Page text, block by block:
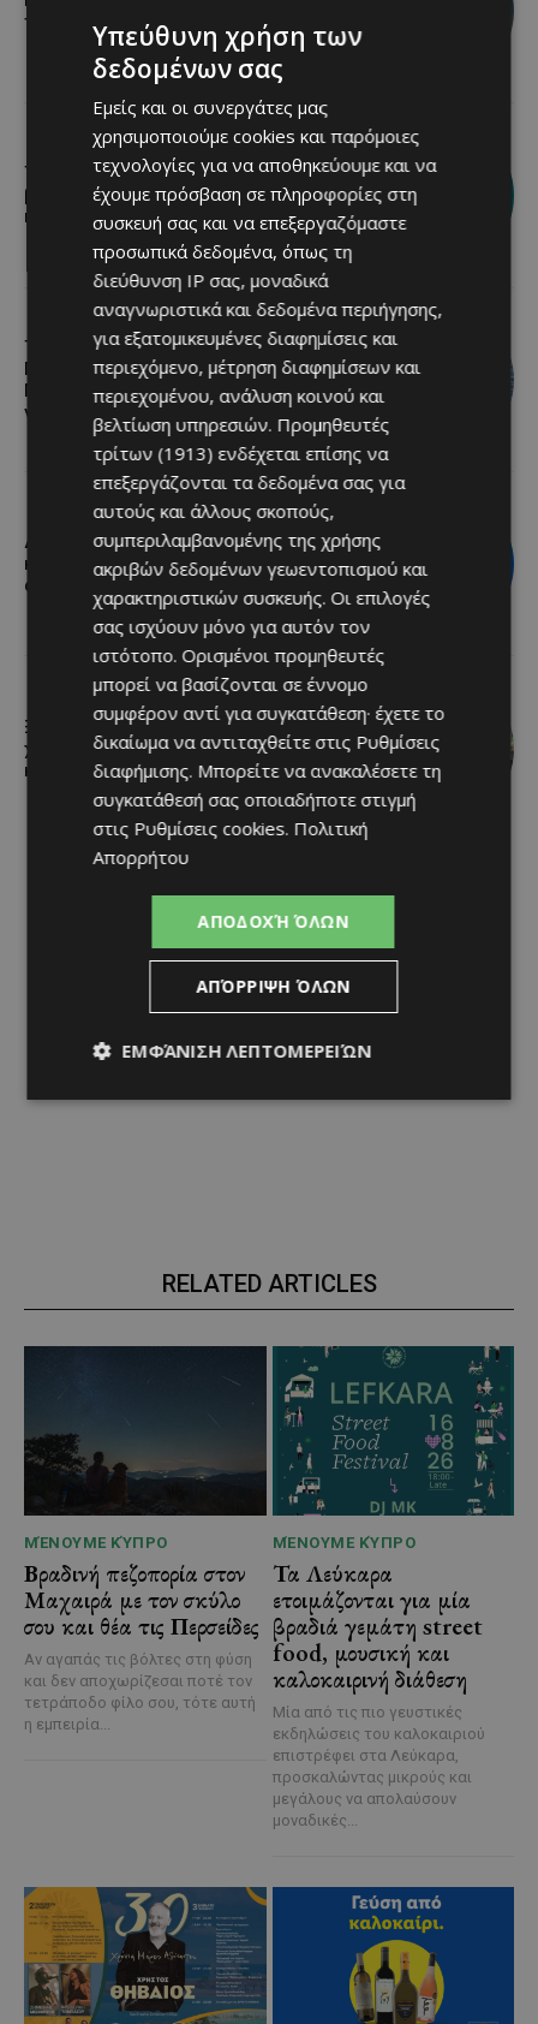
τον σκύλο σου και θέα τις Περσείδες
Τα Λεύκαρα ετοιμάζονται για μία
βραδιά γεμάτη street food, μουσική
και καλοκαιρινή διάθεση
Το 10ο Φεστιβάλ Αγροτικού
Πολιτισμού επιστρέφει στον
Πρωταρά με μουσική, παραδοσιακές
γεύσεις και πλούσιο πρόγραμμα
Διεθνώς αναγνωρισμένα κρασιά στην
κορυφαία σχέση ποιότητας-τιμής
από τη Lidl Κύπρου
Ξεκίνησε η αντικατάσταση 100
χιλιομέτρων δικτύου ύδρευσης στο
κέντρο της Λεμεσού
RELATED ARTICLES
ΜΈΝΟΥΜΕ ΚΎΠΡΟ
Βραδινή πεζοπορία στον
Μαχαιρά με τον σκύλο
σου και θέα τις Περσείδες
Αν αγαπάς τις βόλτες στη φύση
και δεν αποχωρίζεσαι ποτέ τον
τετράποδο φίλο σου, τότε αυτή
η εμπειρία...
ΜΈΝΟΥΜΕ ΚΎΠΡΟ
Τα Λεύκαρα
ετοιμάζονται για μία
βραδιά γεμάτη street
food, μουσική και
καλοκαιρινή διάθεση
Μία από τις πιο γευστικές
εκδηλώσεις του καλοκαιριού
επιστρέφει στα Λεύκαρα,
προσκαλώντας μικρούς και
μεγάλους να απολαύσουν
μοναδικές...
Υπεύθυνη χρήση των
δεδομένων σας
Εμείς και οι συνεργάτες μας
χρησιμοποιούμε cookies και παρόμοιες
τεχνολογίες για να αποθηκεύουμε και να
έχουμε πρόσβαση σε πληροφορίες στη
συσκευή σας και να επεξεργαζόμαστε
προσωπικά δεδομένα, όπως τη
διεύθυνση IP σας, μοναδικά
αναγνωριστικά και δεδομένα περιήγησης,
για εξατομικευμένες διαφημίσεις και
περιεχόμενο, μέτρηση διαφημίσεων και
περιεχομένου, ανάλυση κοινού και
βελτίωση υπηρεσιών. Προμηθευτές
τρίτων (1913) ενδέχεται επίσης να
επεξεργάζονται τα δεδομένα σας για
αυτούς και άλλους σκοπούς,
συμπεριλαμβανομένης της χρήσης
ακριβών δεδομένων γεωεντοπισμού και
χαρακτηριστικών συσκευής. Οι επιλογές
σας ισχύουν μόνο για αυτόν τον
ιστότοπο. Ορισμένοι προμηθευτές
μπορεί να βασίζονται σε έννομο
συμφέρον αντί για συγκατάθεση· έχετε το
δικαίωμα να αντιταχθείτε στις Ρυθμίσεις
διαφήμισης. Μπορείτε να ανακαλέσετε τη
συγκατάθεσή σας οποιαδήποτε στιγμή
στις Ρυθμίσεις cookies. Πολιτική
Απορρήτου
ΑΠΟΔΟΧΉ ΌΛΩΝ
ΑΠΌΡΡΙΨΗ ΌΛΩΝ
ΕΜΦΆΝΙΣΗ ΛΕΠΤΟΜΕΡΕΙΏΝ